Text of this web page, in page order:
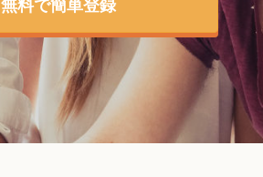
無料で簡単登録